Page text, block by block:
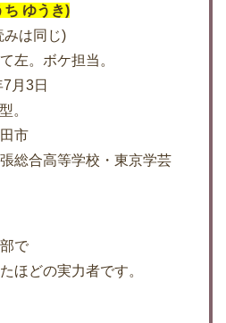
ち ゆうき)
みは同じ)
左。ボケ担当。
月3日
。
市
総合高等学校・東京学芸
で
ほどの実力者です。